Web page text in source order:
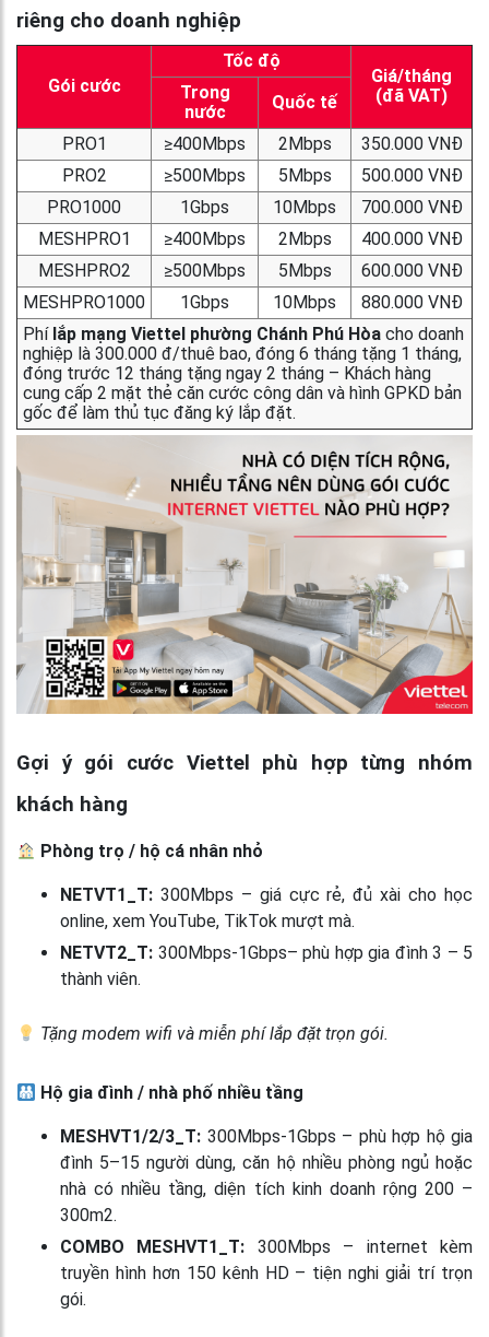
riêng cho doanh nghiệp
Gói cước
Tốc độ
Giá/tháng
(đã VAT)
Trong
nước
Quốc tế
PRO1
≥400Mbps 2Mbps
350.000 VNĐ
PRO2
≥500Mbps 5Mbps
500.000 VNĐ
PRO1000
1Gbps 10Mbps
700.000 VNĐ
MESHPRO1
≥400Mbps 2Mbps
400.000 VNĐ
MESHPRO2
≥500Mbps 5Mbps
600.000 VNĐ
MESHPRO1000
1Gbps 10Mbps
880.000 VNĐ
Phí lắp mạng Viettel phường Chánh Phú Hòa cho doanh
nghiệp là 300.000 đ/thuê bao, đóng 6 tháng tặng 1 tháng,
đóng trước 12 tháng tặng ngay 2 tháng – Khách hàng
cung cấp 2 mặt thẻ căn cước công dân và hình GPKD bản
gốc để làm thủ tục đăng ký lắp đặt.
Gợi ý gói cước Viettel phù hợp từng nhóm
khách hàng
Phòng trọ / hộ cá nhân nhỏ
NETVT1_T: 300Mbps – giá cực rẻ, đủ xài cho học
online, xem YouTube, TikTok mượt mà.
NETVT2_T: 300Mbps-1Gbps– phù hợp gia đình 3 – 5
thành viên.
Tặng modem wifi và miễn phí lắp đặt trọn gói.
Hộ gia đình / nhà phố nhiều tầng
MESHVT1/2/3_T: 300Mbps-1Gbps – phù hợp hộ gia
đình 5–15 người dùng, căn hộ nhiều phòng ngủ hoặc
nhà có nhiều tầng, diện tích kinh doanh rộng 200 –
300m2.
COMBO MESHVT1_T: 300Mbps – internet kèm
truyền hình hơn 150 kênh HD – tiện nghi giải trí trọn
gói.